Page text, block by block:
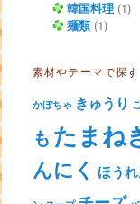
韓国料理 (1)
麺類(1)
素材やテーマで探す
かぼちゃ きゅうり
も たまね
んにく ほう